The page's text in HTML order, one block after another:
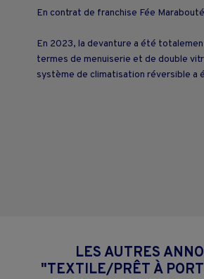
En contrat de franchise Fée
En 2023, la devanture a été
termes de menuiserie et de double
système de climatisation réversible a
LES AUTRES
"TEXTILE/PRÊT À